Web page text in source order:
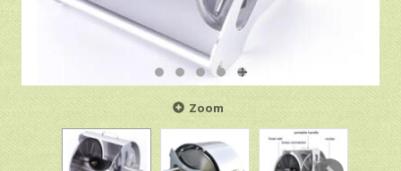
Zoom